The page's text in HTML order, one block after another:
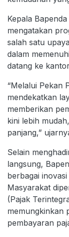
Kepala
mengatakan
salah satu
dalam
datang ke
“Melalui Pekan
mendekatkan
memberikan
kini lebih
panjang,”
Selain
langsung,
berbagai
Masyarakat
(Pajak
memungkinkan
pembayaran